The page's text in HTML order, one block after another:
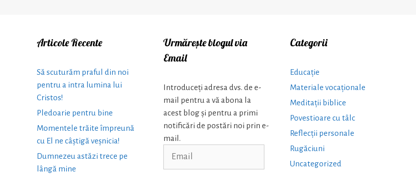
Articole Recente
Să scuturăm praful din noi
pentru a intra lumina lui
Cristos!
Pledoarie pentru bine
Momentele trăite împreună
cu El ne câștigă veșnicia!
Dumnezeu astăzi trece pe
lângă mine
Urmărește blogul via
Email
Introduceți adresa dvs. de e-
mail pentru a vă abona la
acest blog și pentru a primi
notificări de postări noi prin e-
mail.
Categorii
Educație
Materiale vocaționale
Meditații biblice
Povestioare cu tâlc
Reflecții personale
Rugăciuni
Uncategorized